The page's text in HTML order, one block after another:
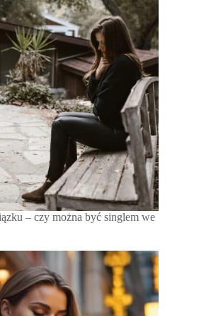
– czy można być singlem we